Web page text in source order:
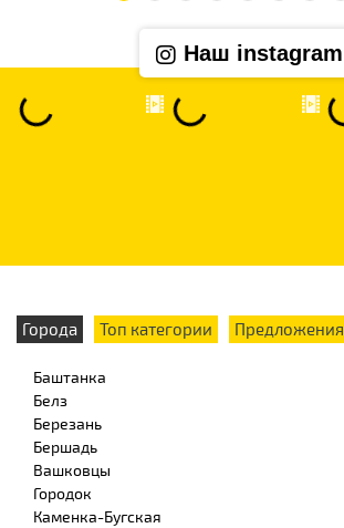
Наш instagram
Города Топ категории Предложения
Баштанка
Белз
Березань
Бершадь
Вашковцы
Городок
Каменка-Бугская